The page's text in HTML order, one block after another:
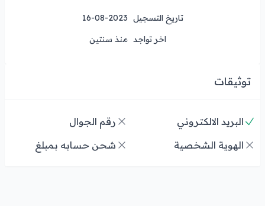
تاريخ التسجيل 16-08-2023
اخر تواجد منذ سنتين
توثيقات
البريد الالكتروني
رقم الجوال
الهوية الشخصية
شحن حسابه بمبلغ